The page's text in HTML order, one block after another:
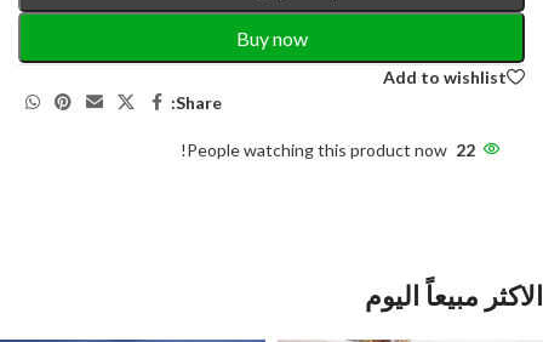
Buy now
Add to wishlist
Share:
22
People watching this product now!
الاكثر مبيعاً اليوم